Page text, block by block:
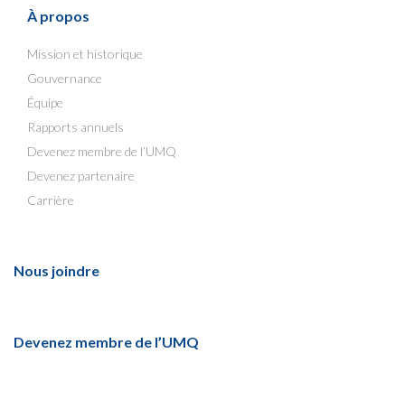
À propos
Mission et historique
Gouvernance
Équipe
Rapports annuels
Devenez membre de l’UMQ
Devenez partenaire
Carrière
Nous joindre
Devenez membre de l’UMQ